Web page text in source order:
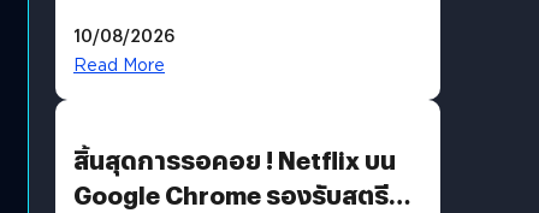
เติมเต็มความหมายวันแม่ปีนี้
10/08/2026
Read More
สิ้นสุดการรอคอย ! Netflix บน
Google Chrome รองรับสตรีม